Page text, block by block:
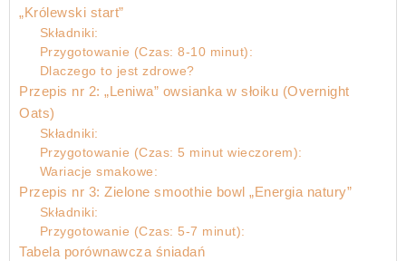
„Królewski start”
Składniki:
Przygotowanie (Czas: 8-10 minut):
Dlaczego to jest zdrowe?
Przepis nr 2: „Leniwa” owsianka w słoiku (Overnight
Oats)
Składniki:
Przygotowanie (Czas: 5 minut wieczorem):
Wariacje smakowe:
Przepis nr 3: Zielone smoothie bowl „Energia natury”
Składniki:
Przygotowanie (Czas: 5-7 minut):
Tabela porównawcza śniadań